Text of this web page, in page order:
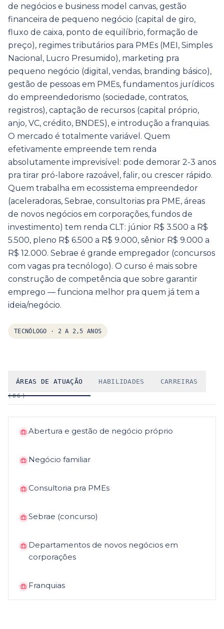
de negócios e business model canvas, gestão
financeira de pequeno negócio (capital de giro,
fluxo de caixa, ponto de equilíbrio, formação de
preço), regimes tributários para PMEs (MEI, Simples
Nacional, Lucro Presumido), marketing pra
pequeno negócio (digital, vendas, branding básico),
gestão de pessoas em PMEs, fundamentos jurídicos
do empreendedorismo (sociedade, contratos,
registros), captação de recursos (capital próprio,
anjo, VC, crédito, BNDES), e introdução a franquias.
O mercado é totalmente variável. Quem
efetivamente empreende tem renda
absolutamente imprevisível: pode demorar 2-3 anos
pra tirar pró-labore razoável, falir, ou crescer rápido.
Quem trabalha em ecossistema empreendedor
(aceleradoras, Sebrae, consultorias pra PME, áreas
de novos negócios em corporações, fundos de
investimento) tem renda CLT: júnior R$ 3.500 a R$
5.500, pleno R$ 6.500 a R$ 9.000, sênior R$ 9.000 a
R$ 12.000. Sebrae é grande empregador (concursos
com vagas pra tecnólogo). O curso é mais sobre
construção de competência que sobre garantir
emprego — funciona melhor pra quem já tem a
ideia/negócio.
TECNÓLOGO · 2 A 2,5 ANOS
ÁREAS DE ATUAÇÃO HABILIDADES CARREIRAS
(06)
Abertura e gestão de negócio próprio
Negócio familiar
Consultoria pra PMEs
Sebrae (concurso)
Departamentos de novos negócios em
corporações
Franquias